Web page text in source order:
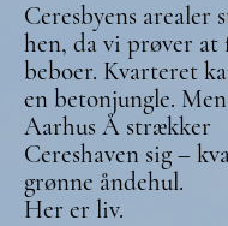
Ceresbyens arealer
hen, da vi prøver at
beboer. Kvarteret
en betonjungle.
Aarhus Å strækker
Cereshaven sig –
grønne åndehul.
Her er liv.